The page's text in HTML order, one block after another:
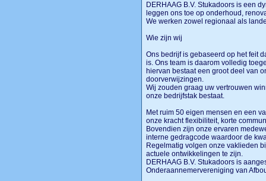
DERHAAG B.V. Stukadoors is een
leggen ons toe op onderhoud,
We werken zowel regionaal als
Wie zijn wij
Ons bedrijf is gebaseerd op het feit
is. Ons team is daarom volledig
hiervan bestaat een groot deel van
doorverwijzingen.
Wij zouden graag uw vertrouwen
onze bedrijfstak bestaat.
Met ruim 50 eigen mensen en een
onze kracht flexibiliteit, korte
Bovendien zijn onze ervaren
interne gedragcode waardoor de
Regelmatig volgen onze vaklieden
actuele ontwikkelingen te zijn.
DERHAAG B.V. Stukadoors is
Onderaannemervereniging van